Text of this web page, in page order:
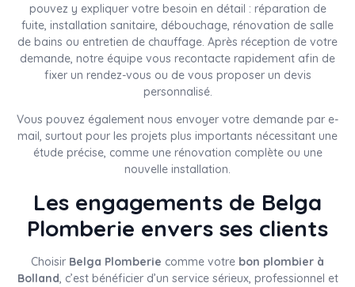
pouvez y expliquer votre besoin en détail : réparation de
fuite, installation sanitaire, débouchage, rénovation de salle
de bains ou entretien de chauffage. Après réception de votre
demande, notre équipe vous recontacte rapidement afin de
fixer un rendez-vous ou de vous proposer un devis
personnalisé.
Vous pouvez également nous envoyer votre demande par e-
mail, surtout pour les projets plus importants nécessitant une
étude précise, comme une rénovation complète ou une
nouvelle installation.
Les engagements de Belga
Plomberie envers ses clients
Choisir Belga Plomberie comme votre bon plombier à
Bolland, c’est bénéficier d’un service sérieux, professionnel et